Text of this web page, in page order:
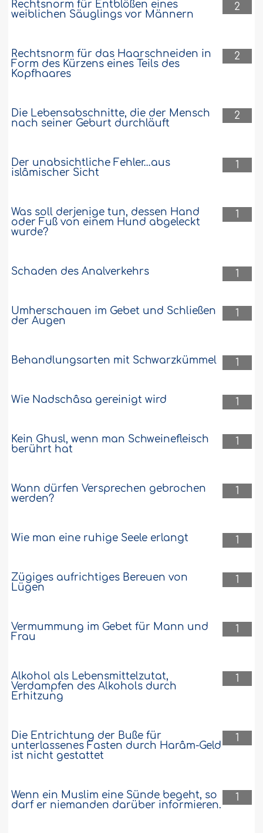
2
Rechtsnorm für Entblößen eines
weiblichen Säuglings vor Männern
2
Rechtsnorm für das Haarschneiden in
Form des Kürzens eines Teils des
Kopfhaares
2
Die Lebensabschnitte, die der Mensch
nach seiner Geburt durchläuft
1
Der unabsichtliche Fehler…aus
islâmischer Sicht
1
Was soll derjenige tun, dessen Hand
oder Fuß von einem Hund abgeleckt
wurde?
1
Schaden des Analverkehrs
1
Umherschauen im Gebet und Schließen
der Augen
1
Behandlungsarten mit Schwarzkümmel
1
Wie Nadschâsa gereinigt wird
1
Kein Ghusl, wenn man Schweinefleisch
berührt hat
1
Wann dürfen Versprechen gebrochen
werden?
1
Wie man eine ruhige Seele erlangt
1
Zügiges aufrichtiges Bereuen von
Lügen
1
Vermummung im Gebet für Mann und
Frau
1
Alkohol als Lebensmittelzutat,
Verdampfen des Alkohols durch
Erhitzung
1
Die Entrichtung der Buße für
unterlassenes Fasten durch Harâm-Geld
ist nicht gestattet
1
Wenn ein Muslim eine Sünde begeht, so
darf er niemanden darüber informieren.